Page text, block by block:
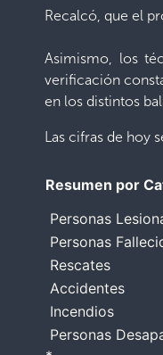
Recalcó, que el
Asimismo, los
verificación
en los distintos
Las cifras de hoy
Resumen por
Personas
Personas
Rescates
Accidentes
Incendios
Personas